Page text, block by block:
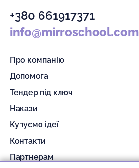
+380 661917371
info@mirroschool.com
Про компанію
Допомога
Тендер під ключ
Накази
Купуємо ідеї
Контакти
Партнерам